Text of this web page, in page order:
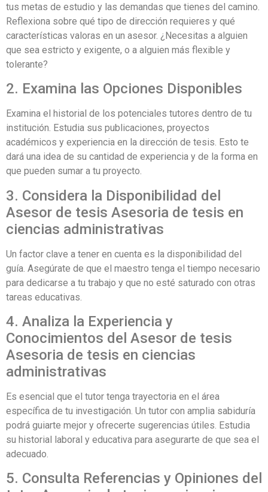
tus metas de estudio y las demandas que tienes del camino.
Reflexiona sobre qué tipo de dirección requieres y qué
características valoras en un asesor. ¿Necesitas a alguien
que sea estricto y exigente, o a alguien más flexible y
tolerante?
2. Examina las Opciones Disponibles
Examina el historial de los potenciales tutores dentro de tu
institución. Estudia sus publicaciones, proyectos
académicos y experiencia en la dirección de tesis. Esto te
dará una idea de su cantidad de experiencia y de la forma en
que pueden sumar a tu proyecto.
3. Considera la Disponibilidad del
Asesor de tesis Asesoria de tesis en
ciencias administrativas
Un factor clave a tener en cuenta es la disponibilidad del
guía. Asegúrate de que el maestro tenga el tiempo necesario
para dedicarse a tu trabajo y que no esté saturado con otras
tareas educativas.
4. Analiza la Experiencia y
Conocimientos del Asesor de tesis
Asesoria de tesis en ciencias
administrativas
Es esencial que el tutor tenga trayectoria en el área
específica de tu investigación. Un tutor con amplia sabiduría
podrá guiarte mejor y ofrecerte sugerencias útiles. Estudia
su historial laboral y educativa para asegurarte de que sea el
adecuado.
5. Consulta Referencias y Opiniones del